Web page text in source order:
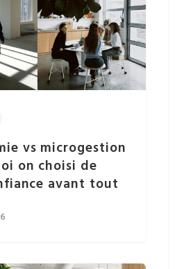
vs microgestion
on choisi de
avant tout